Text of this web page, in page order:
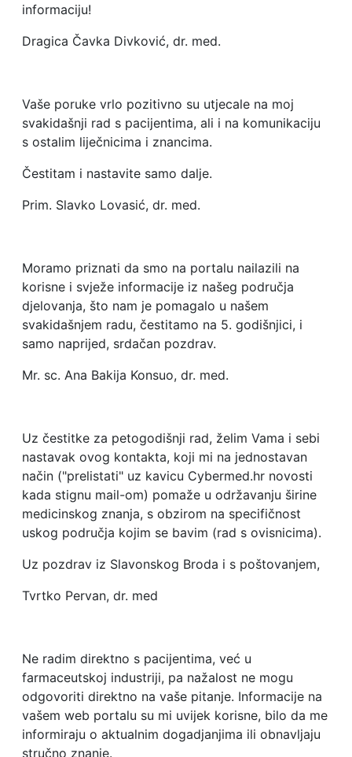
informaciju!
Dragica Čavka Divković, dr. med.
Vaše poruke vrlo pozitivno su utjecale na moj
svakidašnji rad s pacijentima, ali i na komunikaciju
s ostalim liječnicima i znancima.
Čestitam i nastavite samo dalje.
Prim. Slavko Lovasić, dr. med.
Moramo priznati da smo na portalu nailazili na
korisne i svježe informacije iz našeg područja
djelovanja, što nam je pomagalo u našem
svakidašnjem radu, čestitamo na 5. godišnjici, i
samo naprijed, srdačan pozdrav.
Mr. sc. Ana Bakija Konsuo, dr. med.
Uz čestitke za petogodišnji rad, želim Vama i sebi
nastavak ovog kontakta, koji mi na jednostavan
način ("prelistati" uz kavicu Cybermed.hr novosti
kada stignu mail-om) pomaže u održavanju širine
medicinskog znanja, s obzirom na specifičnost
uskog područja kojim se bavim (rad s ovisnicima).
Uz pozdrav iz Slavonskog Broda i s poštovanjem,
Tvrtko Pervan, dr. med
Ne radim direktno s pacijentima, već u
farmaceutskoj industriji, pa nažalost ne mogu
odgovoriti direktno na vaše pitanje. Informacije na
vašem web portalu su mi uvijek korisne, bilo da me
informiraju o aktualnim dogadjanjima ili obnavljaju
stručno znanje.